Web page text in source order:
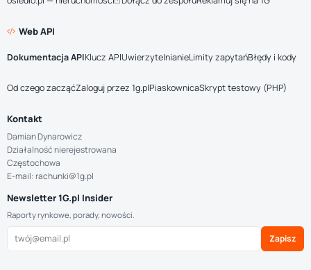
Web API
Dokumentacja APIKlucz APIUwierzytelnianieLimity zapytańBłędy i kody
Od czego zacząćZaloguj przez 1g.plPiaskownicaSkrypt testowy (PHP)
Kontakt
Damian Dynarowicz
Działalność nierejestrowana
Częstochowa
E-mail: rachunki@1g.pl
Newsletter 1G.pl Insider
Raporty rynkowe, porady, nowości.
Zapisz